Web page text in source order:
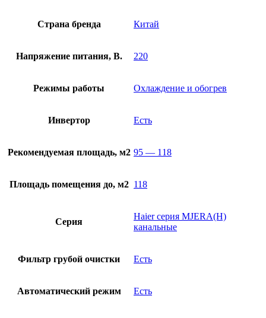
Страна бренда Китай
Напряжение питания, В. 220
Режимы работы Охлаждение и обогрев
Инвертор Есть
Рекомендуемая площадь, м2 95 — 118
Площадь помещения до, м2 118
Серия
Haier серия MJERA(H)
канальные
Фильтр грубой очистки Есть
Автоматический режим Есть